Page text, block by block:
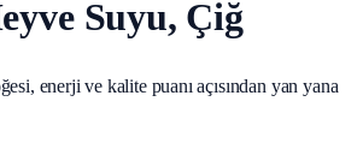
Suyu, Çiğ
enerji ve kalite puanı açısından yan yana